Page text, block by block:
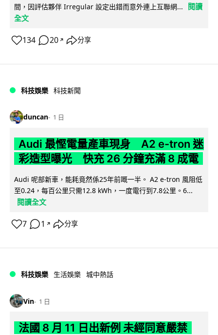
間，因評估夥伴 Irregular 設定出錯而意外連上互聯網...
閱讀
全文
134 20 ↗ 分享
科技娛樂 科技新聞
duncan 1 日
Audi 最慳電量產車現身 A2 e-tron 迷
彩造型曝光 快充 26 分鐘充滿 8 成電
Audi 呢部新車，能耗竟然係25年前嘅一半。 A2 e-tron 風阻低
至0.24，每百公里只需12.8 kWh，一度電行到7.8公里。6...
閱讀全文
7 1 ↗ 分享
科技娛樂 生活娛樂 城中熱話
Vin 1 日
法國 8 月 11 日出新例 未經同意嚴禁